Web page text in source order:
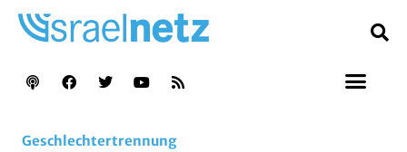
Geschlechtertrennung